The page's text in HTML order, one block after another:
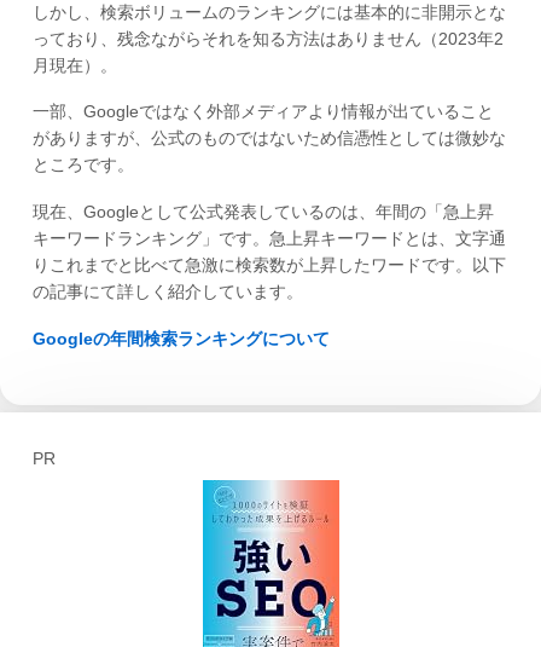
しかし、検索ボリュームのランキングには基本的に非開示とな
っており、残念ながらそれを知る方法はありません（2023年2
月現在）。
一部、Googleではなく外部メディアより情報が出ていること
がありますが、公式のものではないため信憑性としては微妙な
ところです。
現在、Googleとして公式発表しているのは、年間の「急上昇
キーワードランキング」です。急上昇キーワードとは、文字通
りこれまでと比べて急激に検索数が上昇したワードです。以下
の記事にて詳しく紹介しています。
Googleの年間検索ランキングについて
PR